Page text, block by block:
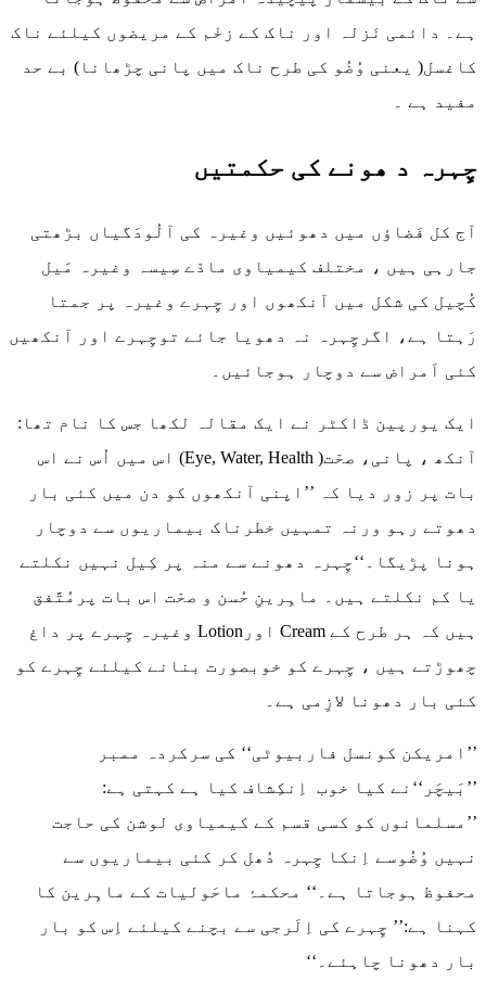
ہے۔ دائمی نَزلہ اور ناک کے زخْم کے مریضوں کیلئے ناک
کاغسل( یعنی وُضُو کی طرح ناک میں پانی چڑھانا) بے حد
مفید ہے ۔
چِہرہ د ھونے کی حکمتیں
آج کل فَضاؤں میں دھوئیں وغیرہ کی آلُودَگیاں بڑھتی
جارہی ہیں ، مختلف کیمیاوی مادّے سِیسہ وغیرہ مَیل
کُچیل کی شکل میں آنکھوں اور چِہرے وغیرہ پر جمتا
رَہتا ہے، اگرچِہرہ نہ دھویا جائے توچِہرے اور آنکھیں
کئی اَمراض سے دوچار ہوجائیں۔
ایک یورپین ڈاکٹر نے ایک مقالہ لکھا جس کا نام تھا:
آنکھ ، پانی، صحّت( Eye, Water, Health) اس میں اُس نے اس
بات پر زور دیا کہ ’’اپنی آنکھوں کو دن میں کئی بار
دھوتے رہو ورنہ تمہیں خطرناک بیماریوں سے دوچار
ہونا پڑیگا۔‘‘چِہرہ دھونے سے منہ پر کِیل نہیں نکلتے
یا کم نکلتے ہیں۔ ماہِرینِ حُسن و صحّت اس بات پرمُتَّفق
ہیں کہ ہر طرح کے Cream اورLotion وغیرہ چِہرے پر داغ
چھوڑتے ہیں ، چِہرے کو خوبصورت بنانے کیلئے چِہرے کو
کئی بار دھونا لازِمی ہے۔
’’امریکن کونسل فاربیوٹی‘‘ کی سرکردہ ممبر
’’بَیچَر‘‘نے کیا خوب اِنکِشاف کیا ہے کہتی ہے:
’’مسلمانوں کو کسی قسم کے کیمیاوی لوشن کی حاجت
نہیں وُضُوسے اِنکا چِہرہ دُھل کر کئی بیماریوں سے
محفوظ ہوجاتا ہے۔‘‘ محکمۂ ماحَولیات کے ماہِرین کا
کہنا ہے:’’ چِہرے کی اِلَرجی سے بچنے کیلئے اِس کو بار
بار دھونا چاہئے۔‘‘